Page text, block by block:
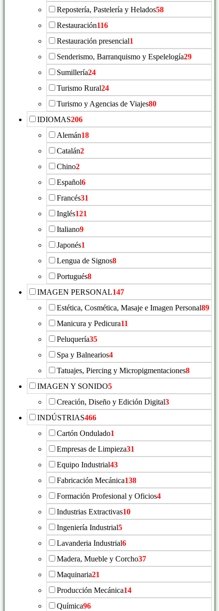
Repostería, Pastelería y Helados58
Restauración116
Restauración presencial1
Senderismo, Barranquismo y Espelelogía29
Sumillería24
Turismo Rural24
Turismo y Agencias de Viajes80
IDIOMAS206
Alemán18
Catalán2
Chino2
Español6
Francés31
Inglés121
Italiano9
Japonés1
Lengua de Signos8
Portugués8
IMAGEN PERSONAL147
Estética, Cosmética, Masaje e Imagen Personal89
Manicura y Pedicura11
Peluquería35
Spa y Balnearios4
Tatuajes, Piercing y Micropigmentaciones8
IMAGEN Y SONIDO5
Creación, Diseño y Edición Digital3
INDÚSTRIAS466
Cartón Ondulado1
Empresas de Limpieza31
Equipo Industrial43
Fabricación Mecánica138
Formación Profesional y Oficios4
Industrias Extractivas10
Ingeniería Industrial5
Lavanderia Industrial6
Madera, Mueble y Corcho37
Maquinaria21
Producción Mecánica14
Química96